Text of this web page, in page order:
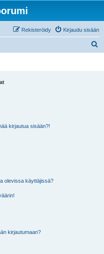
Kirjaudu sisään
Rekisteröidy
kirjautua sisään?!
olevissa käyttäjissä?
kirjautumaan?